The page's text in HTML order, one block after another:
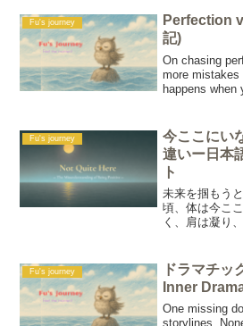
Fu's journey
Perfection
記)
On chasing
more mistakes
happens when
Fu's journey
今ここにい
違いー日本
ト
未来を掴もう
頃、体は今こ
く、肩は凝り
Fu's journey
ドラマチッ
Inner
One missing
storylines.